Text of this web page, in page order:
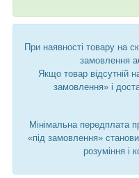
При наявності товару на
замовлення
Якщо товар відсутній
замовлення» і
Мінімальна передплата
«під замовлення»
розуміння і